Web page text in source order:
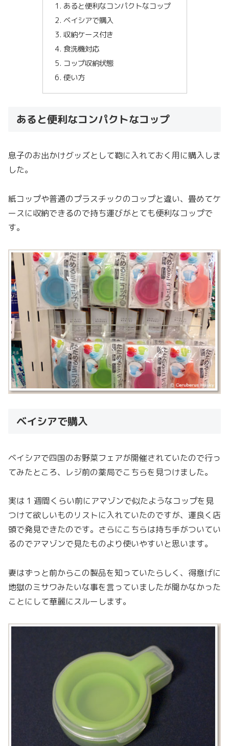
あると便利なコンパクトなコップ
ベイシアで購入
収納ケース付き
食洗機対応
コップ収納状態
使い方
あると便利なコンパクトなコップ
息子のお出かけグッズとして鞄に入れておく用に購入しま
した。
紙コップや普通のプラスチックのコップと違い、畳めてケ
ースに収納できるので持ち運びがとても便利なコップで
す。
ベイシアで購入
ベイシアで四国のお野菜フェアが開催されていたので行っ
てみたところ、レジ前の薬局でこちらを見つけました。
実は 1 週間くらい前にアマゾンで似たようなコップを見
つけて欲しいものリストに入れていたのですが、運良く店
頭で発見できたのです。さらにこちらは持ち手がついてい
るのでアマゾンで見たものより使いやすいと思います。
妻はずっと前からこの製品を知っていたらしく、得意げに
地獄のミサワみたいな事を言っていましたが聞かなかった
ことにして華麗にスルーします。